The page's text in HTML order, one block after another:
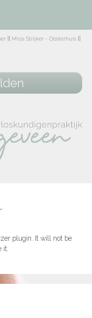
Mirja Strijker - Oosterhuis
plugin. It will not be
it.